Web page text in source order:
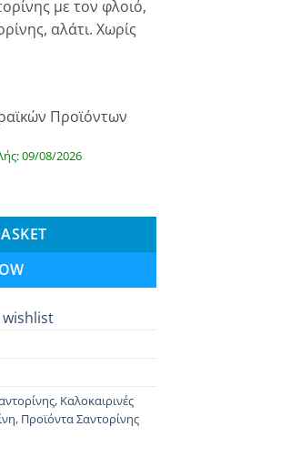
με τον φλοιό,
αλάτι. Χωρίς
Προϊόντων
09/08/2026
- Santotaste quantity
, Καλοκαιρινές
, Προϊόντα Σαντορίνης